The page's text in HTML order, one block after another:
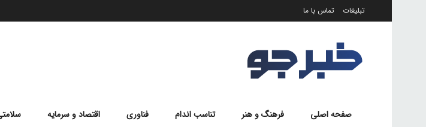
تبلیغات تماس با ما
صفحه اصلی فرهنگ و هنر تناسب اندام فناوری اقتصاد و سرمایه